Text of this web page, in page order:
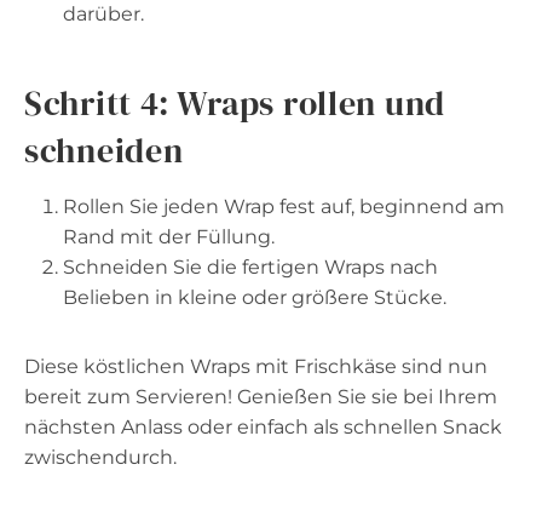
darüber.
Schritt 4: Wraps rollen und
schneiden
Rollen Sie jeden Wrap fest auf, beginnend am
Rand mit der Füllung.
Schneiden Sie die fertigen Wraps nach
Belieben in kleine oder größere Stücke.
Diese köstlichen Wraps mit Frischkäse sind nun
bereit zum Servieren! Genießen Sie sie bei Ihrem
nächsten Anlass oder einfach als schnellen Snack
zwischendurch.